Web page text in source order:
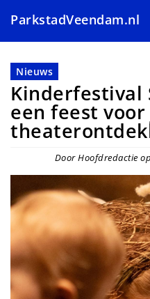
en
naar
de
inhoud
gaan
ParkstadVeendam.nl
Nieuws
Kinderfestival
een feest
Door Hoofdredactie